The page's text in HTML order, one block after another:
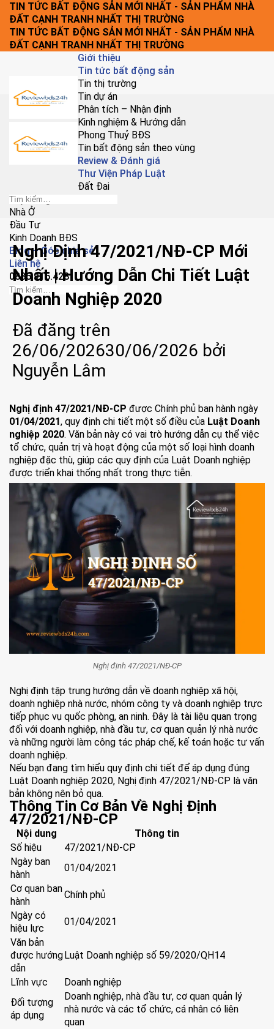
Chuyển
đến
nội
dung
TIN TỨC BẤT ĐỘNG SẢN MỚI NHẤT - SẢN PHẨM NHÀ
ĐẤT CẠNH TRANH NHẤT THỊ TRƯỜNG
TIN TỨC BẤT ĐỘNG SẢN MỚI NHẤT - SẢN PHẨM NHÀ
ĐẤT CẠNH TRANH NHẤT THỊ TRƯỜNG
Giới thiệu
Tin tức bất động sản
Tin thị trường
Tin dự án
Phân tích – Nhận định
Kinh nghiệm & Hướng dẫn
Phong Thuỷ BĐS
Tin bất động sản theo vùng
Review & Đánh giá
Thư Viện Pháp Luật
Đất Đai
Xây Dựng
Nhà Ở
Đầu Tư
Kinh Doanh BĐS
Blog – Góc chia sẻ
Liên hệ
0886.915.428
Nghị Định 47/2021/NĐ-CP Mới
Nhất | Hướng Dẫn Chi Tiết Luật
Doanh Nghiệp 2020
Đã đăng trên
26/06/202630/06/2026 bởi
Nguyễn Lâm
Nghị định 47/2021/NĐ-CP được Chính phủ ban hành ngày
01/04/2021, quy định chi tiết một số điều của Luật Doanh
nghiệp 2020. Văn bản này có vai trò hướng dẫn cụ thể việc
tổ chức, quản trị và hoạt động của một số loại hình doanh
nghiệp đặc thù, giúp các quy định của Luật Doanh nghiệp
được triển khai thống nhất trong thực tiễn.
Nghị định 47/2021/NĐ-CP
Nghị định tập trung hướng dẫn về doanh nghiệp xã hội,
doanh nghiệp nhà nước, nhóm công ty và doanh nghiệp trực
tiếp phục vụ quốc phòng, an ninh. Đây là tài liệu quan trọng
đối với doanh nghiệp, nhà đầu tư, cơ quan quản lý nhà nước
và những người làm công tác pháp chế, kế toán hoặc tư vấn
doanh nghiệp.
Nếu bạn đang tìm hiểu quy định chi tiết để áp dụng đúng
Luật Doanh nghiệp 2020, Nghị định 47/2021/NĐ-CP là văn
bản không nên bỏ qua.
Thông Tin Cơ Bản Về Nghị Định
47/2021/NĐ-CP
Nội dung
Thông tin
Số hiệu
47/2021/NĐ-CP
Ngày ban
hành
01/04/2021
Cơ quan ban
hành
Chính phủ
Ngày có
hiệu lực
01/04/2021
Văn bản
được hướng
dẫn
Luật Doanh nghiệp số 59/2020/QH14
Lĩnh vực
Doanh nghiệp
Đối tượng
áp dụng
Doanh nghiệp, nhà đầu tư, cơ quan quản lý
nhà nước và các tổ chức, cá nhân có liên
quan